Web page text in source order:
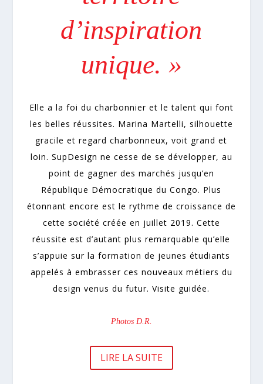
d’inspiration
unique. »
Elle a la foi du charbonnier et le talent qui font
les belles réussites. Marina Martelli, silhouette
gracile et regard charbonneux, voit grand et
loin. SupDesign ne cesse de se développer, au
point de gagner des marchés jusqu’en
République Démocratique du Congo. Plus
étonnant encore est le rythme de croissance de
cette société créée en juillet 2019. Cette
réussite est d’autant plus remarquable qu’elle
s’appuie sur la formation de jeunes étudiants
appelés à embrasser ces nouveaux métiers du
design venus du futur. Visite guidée.
Photos D.R.
LIRE LA SUITE